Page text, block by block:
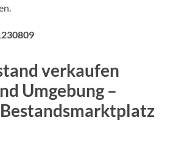
verkaufen
Umgebung –
Bestandsmarktplatz